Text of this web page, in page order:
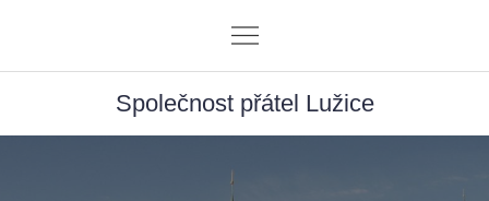
content
Společnost přátel Lužice